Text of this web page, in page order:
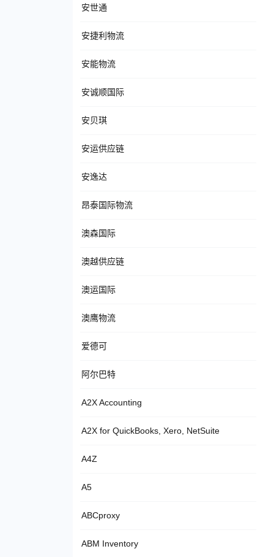
安世通
安捷利物流
安能物流
安诚顺国际
安贝琪
安运供应链
安逸达
昂泰国际物流
澳森国际
澳越供应链
澳运国际
澳鹰物流
爱德可
阿尔巴特
A2X Accounting
A2X for QuickBooks, Xero, NetSuite
A4Z
A5
ABCproxy
ABM Inventory